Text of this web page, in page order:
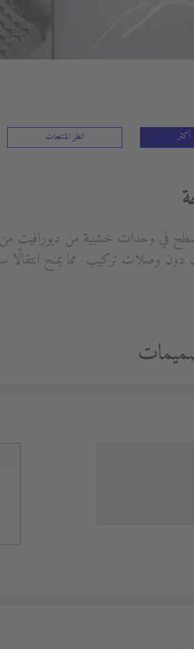
انظر المنتجات
في وحدات خشبية من ديورافيت
دون وصلات تركيب- مما يمنح انتقالًا